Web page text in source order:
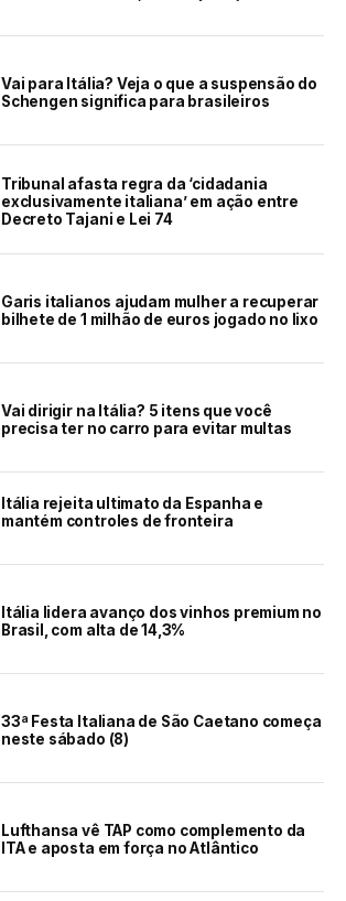
Vai para Itália? Veja o que a suspensão do
Schengen significa para brasileiros
Tribunal afasta regra da ‘cidadania
exclusivamente italiana’ em ação entre
Decreto Tajani e Lei 74
Garis italianos ajudam mulher a recuperar
bilhete de 1 milhão de euros jogado no lixo
Vai dirigir na Itália? 5 itens que você
precisa ter no carro para evitar multas
Itália rejeita ultimato da Espanha e
mantém controles de fronteira
Itália lidera avanço dos vinhos premium no
Brasil, com alta de 14,3%
33ª Festa Italiana de São Caetano começa
neste sábado (8)
Lufthansa vê TAP como complemento da
ITA e aposta em força no Atlântico